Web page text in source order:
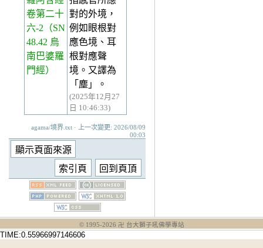
卷第二十
六-2 （SN
48.42 烏
南巴婆羅
門經）
對的外境，
例如眼根對
應色境、耳
根對應聲
境。又譯為
「塵」。
(2025年12月27
日 10:46:33)
agama/境界.txt · 上一次變更: 2026/08/09
00:03
© 1995-2026 卍 台大獅子吼佛學專站
TIME:0.55966997146606